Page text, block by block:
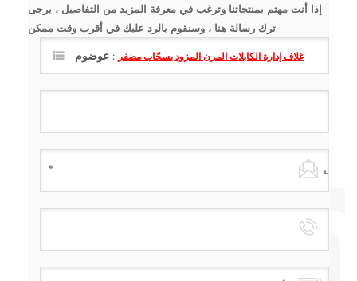
إذا أنت مهتم بمنتجاتنا وترغب في معرفة المزيد من التفاصيل ، يرجى
ترك رسالة هنا ، وسنقوم بالرد عليك في أقرب وقت ممكن
عوضوم : غلاف إدارة الكابلات المرن المزود بسحّاب مضفر